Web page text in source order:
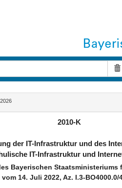
2010-K
der IT-Infrastruktur und des
IT-Infrastruktur und
Bayerischen
vom 14. Juli 2022, Az. I.3-BO4000.0/